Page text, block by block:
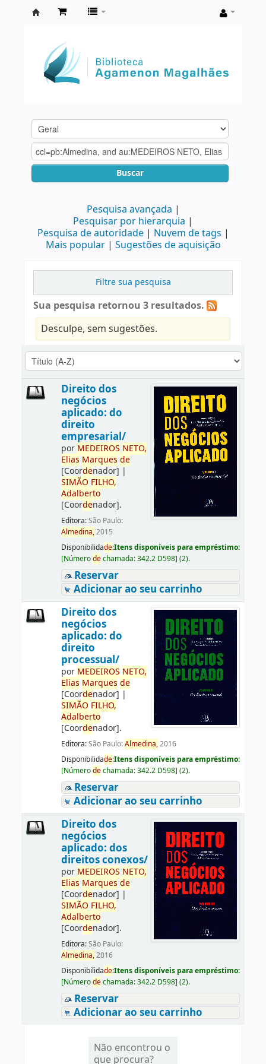
Agamenon
Magalhães
Buscar
Pesquisa avançada
Pesquisar por hierarquia
Pesquisa de autoridade
Nuvem de tags
Mais popular
Sugestões de aquisição
Filtre sua pesquisa
Sua pesquisa retornou 3 resultados.
Desculpe, sem sugestões.
Direito dos
negócios
aplicado: do
direito
empresarial/
por MEDEIROS NETO,
Elias Marques de
[Coordenador] |
SIMÃO FILHO,
Adalberto
[Coordenador].
Editora:São Paulo:
Almedina,2015
Disponibilidade:Itens disponíveis para empréstimo:
[Númerodechamada:342.2 D598] (2).
Reservar
Adicionar ao seu carrinho
Direito dos
negócios
aplicado: do
direito
processual/
por MEDEIROS NETO,
Elias Marques de
[Coordenador] |
SIMÃO FILHO,
Adalberto
[Coordenador].
Editora:São Paulo:Almedina,2016
Disponibilidade:Itens disponíveis para empréstimo:
[Númerodechamada:342.2 D598] (2).
Reservar
Adicionar ao seu carrinho
Direito dos
negócios
aplicado: dos
direitos conexos/
por MEDEIROS NETO,
Elias Marques de
[Coordenador] |
SIMÃO FILHO,
Adalberto
[Coordenador].
Editora:São Paulo:
Almedina,2016
Disponibilidade:Itens disponíveis para empréstimo:
[Númerodechamada:342.2 D598] (2).
Reservar
Adicionar ao seu carrinho
Não encontrou o
que procura?